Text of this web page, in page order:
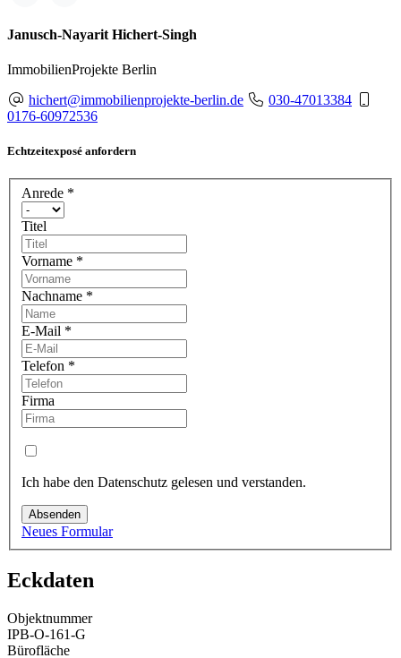
Janusch-Nayarit Hichert-Singh
ImmobilienProjekte Berlin
hichert@immobilienprojekte-berlin.de
030-47013384
0176-60972536
Echtzeitexposé anfordern
Anrede *
Titel
Vorname *
Nachname *
E-Mail *
Telefon *
Firma
Ich habe den Datenschutz gelesen und verstanden.
Absenden
Neues Formular
Eckdaten
Objektnummer
IPB-O-161-G
Bürofläche